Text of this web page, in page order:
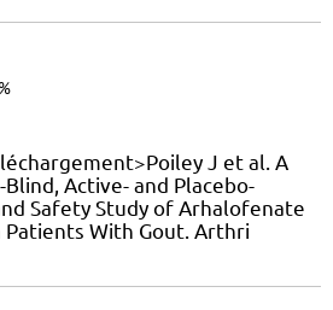
J et al. A
Active- and Placebo-
Safety Study of Arhalofenate
Patients With Gout. Arthri